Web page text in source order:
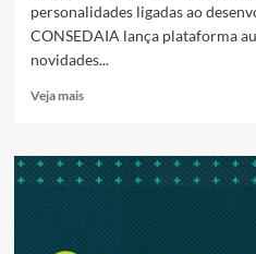
personalidades ligadas ao
CONSEDAIA lança plataforma
novidades...
Veja maisRead
PodDaia: